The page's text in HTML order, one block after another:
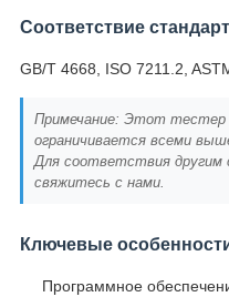
Соответствие
GB/T 4668, ISO 7211.2,
Примечание: Этот
ограничивается всеми
Для соответствия
свяжитесь с нами.
Ключевые
Программное